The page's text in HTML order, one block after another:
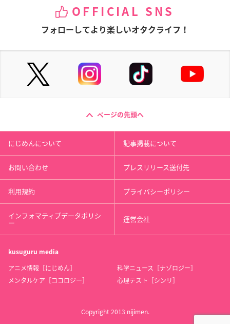
OFFICIAL SNS
フォローしてより楽しいオタクライフ！
ページの先頭へ
にじめんについて 記事掲載について
お問い合わせ プレスリリース送付先
利用規約 プライバシーポリシー
インフォマティブデータポリシ
ー 運営会社
kusuguru media
アニメ情報［にじめん］
科学ニュース［ナゾロジー］
メンタルケア［ココロジー］
心理テスト［シンリ］
Copyright 2013 nijimen.